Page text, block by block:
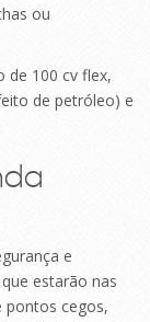
ou
de 100 cv flex,
de petróleo) e
e
estarão nas
pontos cegos,